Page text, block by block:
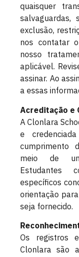
quaisquer
salvaguardas,
exclusão,
nos contatar
nosso
aplicável.
assinar. Ao
a essas
Acreditação e
A Clonlara
e
cumprimento
meio de um
Estudantes
específicos
orientação
seja fornecido.
Os registros
Clonlara são